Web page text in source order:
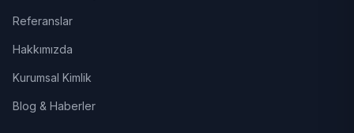
Referanslar
Hakkımızda
Kurumsal Kimlik
Blog & Haberler